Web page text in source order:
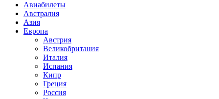
Авиабилеты
Австралия
Азия
Европа
Австрия
Великобритания
Италия
Испания
Кипр
Греция
Россия